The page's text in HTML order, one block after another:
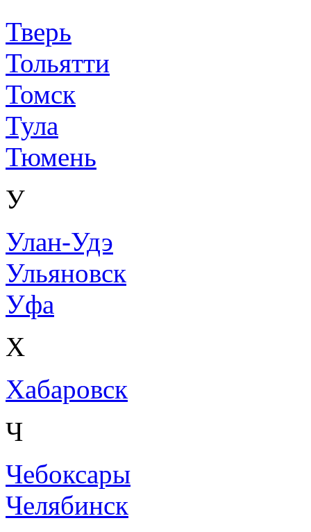
Тверь
Тольятти
Томск
Тула
Тюмень
У
Улан-Удэ
Ульяновск
Уфа
Х
Хабаровск
Ч
Чебоксары
Челябинск